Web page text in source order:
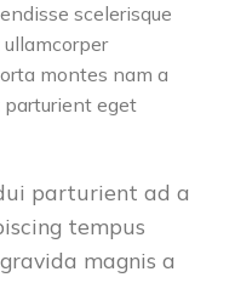
scelerisque
montes nam a
eget
parturient ad a
tempus
magnis a